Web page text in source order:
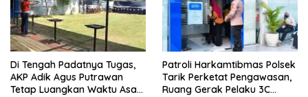
Di Tengah Padatnya Tugas,
AKP Adik Agus Putrawan
Tetap Luangkan Waktu Asah
Patroli Harkamtibmas Polsek
Tarik Perketat Pengawasan,
Ruang Gerak Pelaku 3C